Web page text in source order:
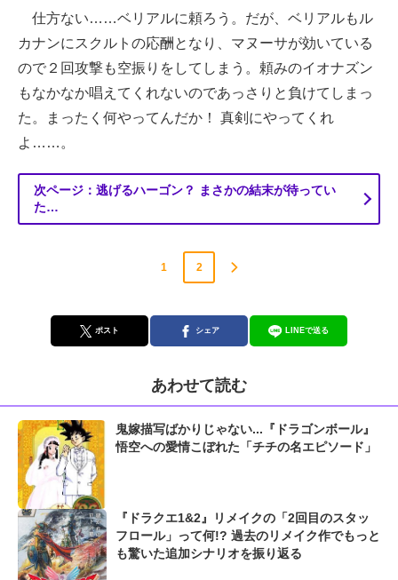
仕方ない……ベリアルに頼ろう。だが、ベリアルもル
カナンにスクルトの応酬となり、マヌーサが効いている
ので２回攻撃も空振りをしてしまう。頼みのイオナズン
もなかなか唱えてくれないのであっさりと負けてしまっ
た。まったく何やってんだか！ 真剣にやってくれ
よ……。
次ページ：逃げるハーゴン？ まさかの結末が待ってい
た…
1 2
ポスト シェア LINEで送る
あわせて読む
鬼嫁描写ばかりじゃない...『ドラゴンボール』
悟空への愛情こぼれた「チチの名エピソード」
『ドラクエ1&2』リメイクの「2回目のスタッ
フロール」って何!? 過去のリメイク作でもっと
も驚いた追加シナリオを振り返る